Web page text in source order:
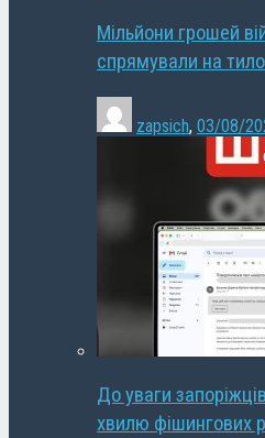
Мільйони грошей
спрямували на
zapsich, 03/08/
До уваги
хвилю фішингових